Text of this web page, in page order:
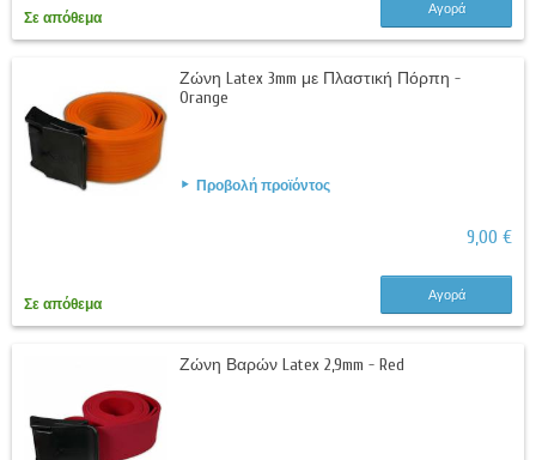
Σε απόθεμα
Αγορά
Ζώνη Latex 3mm με Πλαστική Πόρπη -
Orange
Προβολή προϊόντος
9,00 €
Σε απόθεμα
Αγορά
Ζώνη Βαρών Latex 2,9mm - Red